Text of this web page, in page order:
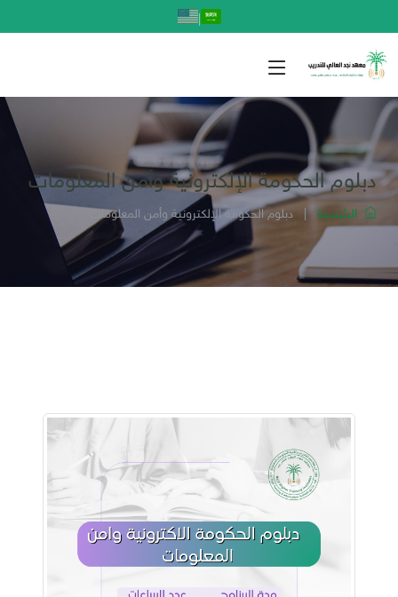
|
دبلوم الحكومة الإلكترونية وأمن المعلومات
الرئيسية|دبلوم الحكومة الإلكترونية وأمن المعلومات